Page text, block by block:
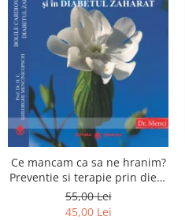
Ce mancam ca sa ne hranim?
Preventie si terapie prin dieta
in bolile cardiovasculare si in
diabetul zaharat
55,00 Lei
45,00 Lei